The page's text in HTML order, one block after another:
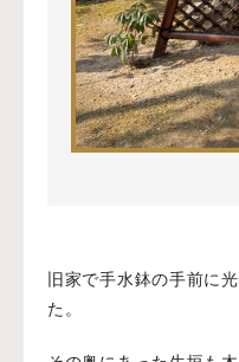
旧家で手水鉢の手前に
た。